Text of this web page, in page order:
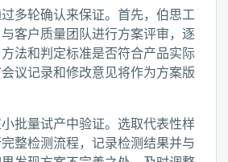
多轮确认来保证。首先，伯思工
客户质量团队进行方案评审，逐
法和判定标准是否符合产品实际
议记录和修改意见将作为方案版
批量试产中验证。选取代表性样
整检测流程，记录检测结果并与